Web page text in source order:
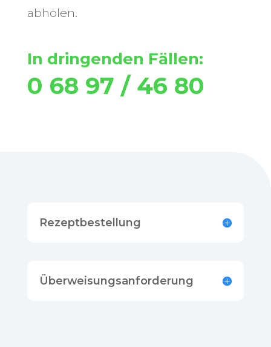
abholen.
In dringenden Fällen:
0 68 97 / 46 80
Rezeptbestellung
Überweisungsanforderung